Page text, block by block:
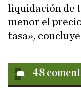
liquidación de
menor el
tasa»,
48